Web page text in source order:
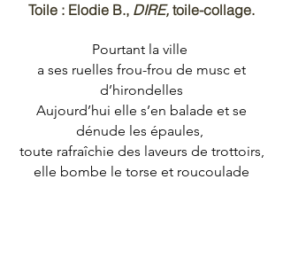
Toile : Elodie B., DIRE, toile-collage.
Pourtant la ville
a ses ruelles frou-frou de musc et
d’hirondelles
Aujourd’hui elle s’en balade et se
dénude les épaules,
toute rafraîchie des laveurs de trottoirs,
elle bombe le torse et roucoulade